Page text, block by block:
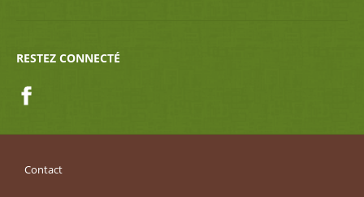
RESTEZ CONNECTÉ
Contact